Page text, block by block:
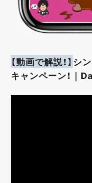
【動画で解説！】 シ
キャンペーン！｜